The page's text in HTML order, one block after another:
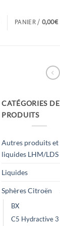
PANIER /0,00€
CATÉGORIES DE
PRODUITS
Autres produits et
liquides LHM/LDS
Liquides
Sphères Citroën
BX
C5 Hydractive 3